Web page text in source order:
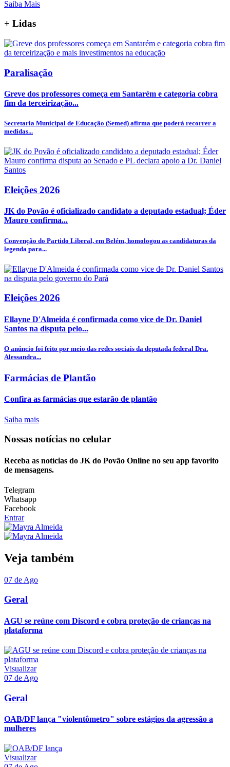
Saiba Mais
+ Lidas
Paralisação
Greve dos professores começa em Santarém e categoria cobra
fim da terceirização...
Secretaria Municipal de Educação (Semed) afirma que poderá recorrer a
medidas...
Eleições 2026
JK do Povão é oficializado candidato a deputado estadual; Éder
Mauro confirma...
Convenção do Partido Liberal, em Belém, homologou as candidaturas da
legenda para...
Eleições 2026
Ellayne D'Almeida é confirmada como vice de Dr. Daniel
Santos na disputa pelo...
O anúncio foi feito por meio das redes sociais da deputada federal Dra.
Alessandra...
Farmácias de Plantão
Confira as farmácias que estarão de plantão
Saiba mais
Nossas notícias no celular
Receba as notícias do JK do Povão Online no seu app favorito
de mensagens.
Telegram
Whatsapp
Facebook
Entrar
Veja também
07 de Ago
Geral
AGU se reúne com Discord e cobra proteção de crianças na
plataforma
Visualizar
07 de Ago
Geral
OAB/DF lança "violentômetro" sobre estágios da agressão a
mulheres
Visualizar